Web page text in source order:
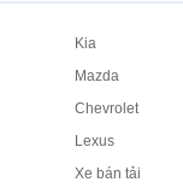
Kia
Mazda
Chevrolet
Lexus
Xe bán tải